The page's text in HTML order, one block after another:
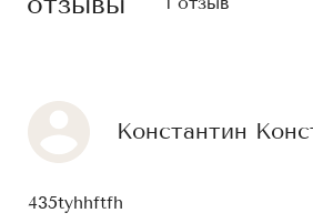
Константин
435tyhhftfh